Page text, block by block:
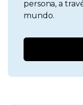
persona, a
mundo.